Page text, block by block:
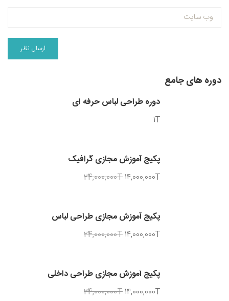
دوره های جامع
دوره طراحی لباس حرفه ای
1T
پکیج آموزش مجازی گرافیک
24,000,000T14,000,000T
پکیج آموزش مجازی طراحی لباس
24,000,000T14,000,000T
پکیج آموزش مجازی طراحی داخلی
24,000,000T14,000,000T